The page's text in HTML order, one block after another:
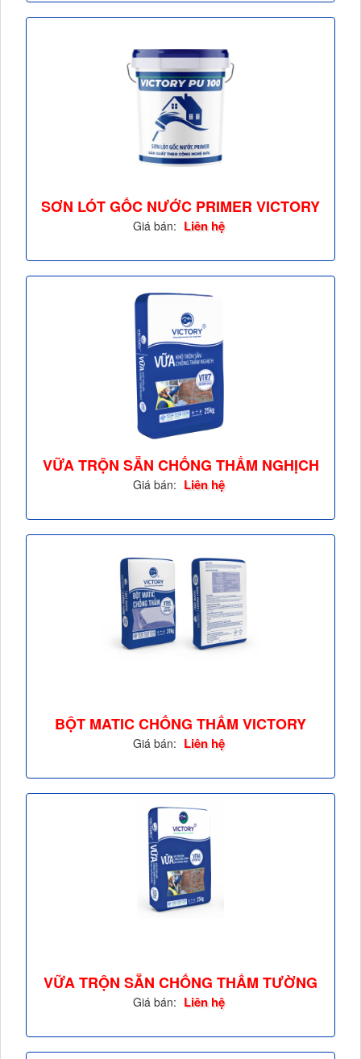
SƠN LÓT GỐC NƯỚC PRIMER VICTORY
PU 100 -...
Giá bán: Liên hệ
VỮA TRỘN SẴN CHỐNG THẤM NGHỊCH
VICTORY...
Giá bán: Liên hệ
BỘT MATIC CHỐNG THẤM VICTORY
SKIM COAT -...
Giá bán: Liên hệ
VỮA TRỘN SẴN CHỐNG THẤM TƯỜNG
GẠCH BLOCK...
Giá bán: Liên hệ